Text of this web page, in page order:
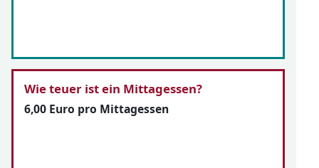
Wie teuer ist ein Mittagessen?
6,00 Euro pro Mittagessen